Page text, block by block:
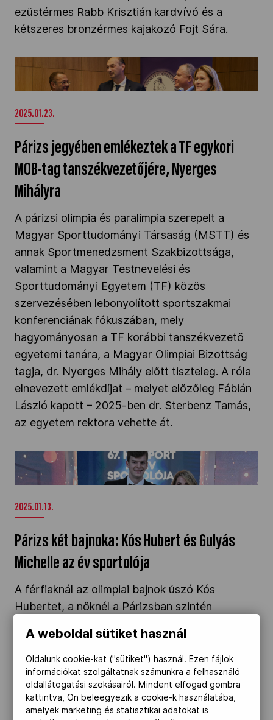
ezüstérmes Rabb Krisztián kardvívó és a
kétszeres bronzérmes kajakozó Fojt Sára.
Párizs jegyében emlékeztek a TF egykori MOB-
tag tanszékvezetőjére, Nyerges Mihályra" />
2025.01.23.
Párizs jegyében emlékeztek a TF egykori
MOB-tag tanszékvezetőjére, Nyerges
Mihályra
A párizsi olimpia és paralimpia szerepelt a
Magyar Sporttudományi Társaság (MSTT) és
annak Sportmenedzsment Szakbizottsága,
valamint a Magyar Testnevelési és
Sporttudományi Egyetem (TF) közös
szervezésében lebonyolított sportszakmai
konferenciának fókuszában, mely
hagyományosan a TF korábbi tanszékvezető
egyetemi tanára, a Magyar Olimpiai Bizottság
tagja, dr. Nyerges Mihály előtt tiszteleg. A róla
elnevezett emlékdíjat – melyet előzőleg Fábián
László kapott – 2025-ben dr. Sterbenz Tamás,
az egyetem rektora vehette át.
Párizs két bajnoka: Kós Hubert és Gulyás
Michelle az év sportolója" />
2025.01.13.
Párizs két bajnoka: Kós Hubert és Gulyás
Michelle az év sportolója
A férfiaknál az olimpiai bajnok úszó Kós
Hubertet, a nőknél a Párizsban szintén
bejelentette: a magyar sport 190. olimpiai
bajnoki címét nyerő – öttusázó Gulyás Michelle-
t választotta meg a 2024-es év sportolójának a
Magyar Sportújságírók Szövetsége (MSÚSZ).
A weboldal sütiket használ
Oldalunk cookie-kat ("sütiket") használ. Ezen fájlok
információkat szolgáltatnak számunkra a felhasználó
oldallátogatási szokásairól. Mindent elfogad gombra
kattintva, Ön beleegyezik a cookie-k használatába,
amelyek marketing és statisztikai adatokat is